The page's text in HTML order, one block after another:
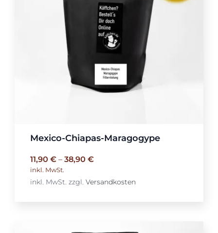
Mexico-Chiapas-Maragogype
11,90 €– 38,90 €
inkl. MwSt.
inkl. MwSt. zzgl. Versandkosten